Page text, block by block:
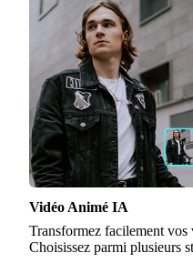
Vidéo Animé IA
Transformez facilement vos
Choisissez parmi plusieurs